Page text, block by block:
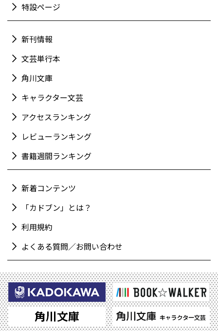
特設ページ
新刊情報
文芸単行本
角川文庫
キャラクター文芸
アクセスランキング
レビューランキング
書籍週間ランキング
新着コンテンツ
「カドブン」とは？
利用規約
よくある質問／お問い合わせ